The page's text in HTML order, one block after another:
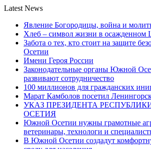
Latest News
Явление Богородицы, война и
Хлеб – символ жизни в осажденном
Забота о тех, кто стоит на защите
Осетии
Имени Героя России
Законодательные органы Южной
развивают сотрудничество
100 миллионов для гражданских
Марат Камболов посетил
УКАЗ ПРЕЗИДЕНТА
ОСЕТИЯ
Южной Осетии нужны грамотные
ветеринары, технологи и
В Южной Осетии создадут